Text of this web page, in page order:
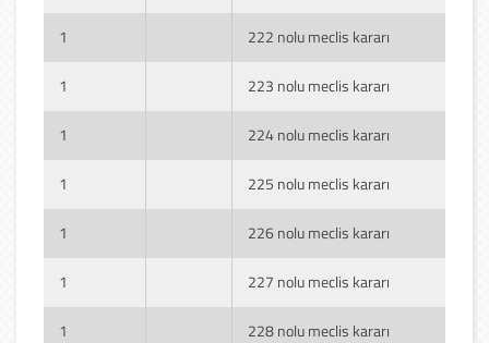
1 222 nolu meclis kararı
1 223 nolu meclis kararı
1 224 nolu meclis kararı
1 225 nolu meclis kararı
1 226 nolu meclis kararı
1 227 nolu meclis kararı
1 228 nolu meclis kararı